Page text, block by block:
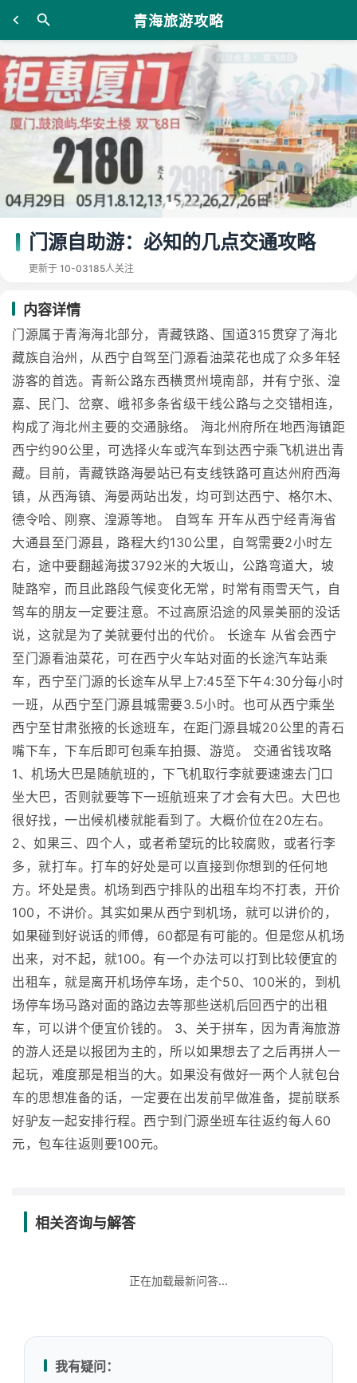
青海旅游攻略
门源自助游：必知的几点交通攻略
更新于 10-03185人关注
内容详情
门源属于青海海北部分，青藏铁路、国道315贯穿了海北
藏族自治州，从西宁自驾至门源看油菜花也成了众多年轻
游客的首选。青新公路东西横贯州境南部，并有宁张、湟
嘉、民门、岔察、峨祁多条省级干线公路与之交错相连，
构成了海北州主要的交通脉络。 海北州府所在地西海镇距
西宁约90公里，可选择火车或汽车到达西宁乘飞机进出青
藏。目前，青藏铁路海晏站已有支线铁路可直达州府西海
镇，从西海镇、海晏两站出发，均可到达西宁、格尔木、
德令哈、刚察、湟源等地。 自驾车 开车从西宁经青海省
大通县至门源县，路程大约130公里，自驾需要2小时左
右，途中要翻越海拔3792米的大坂山，公路弯道大，坡
陡路窄，而且此路段气候变化无常，时常有雨雪天气，自
驾车的朋友一定要注意。不过高原沿途的风景美丽的没话
说，这就是为了美就要付出的代价。 长途车 从省会西宁
至门源看油菜花，可在西宁火车站对面的长途汽车站乘
车，西宁至门源的长途车从早上7:45至下午4:30分每小时
一班，从西宁至门源县城需要3.5小时。也可从西宁乘坐
西宁至甘肃张掖的长途班车，在距门源县城20公里的青石
嘴下车，下车后即可包乘车拍摄、游览。 交通省钱攻略
1、机场大巴是随航班的，下飞机取行李就要速速去门口
坐大巴，否则就要等下一班航班来了才会有大巴。大巴也
很好找，一出候机楼就能看到了。大概价位在20左右。
2、如果三、四个人，或者希望玩的比较腐败，或者行李
多，就打车。打车的好处是可以直接到你想到的任何地
方。坏处是贵。机场到西宁排队的出租车均不打表，开价
100，不讲价。其实如果从西宁到机场，就可以讲价的，
如果碰到好说话的师傅，60都是有可能的。但是您从机场
出来，对不起，就100。有一个办法可以打到比较便宜的
出租车，就是离开机场停车场，走个50、100米的，到机
场停车场马路对面的路边去等那些送机后回西宁的出租
车，可以讲个便宜价钱的。 3、关于拼车，因为青海旅游
的游人还是以报团为主的，所以如果想去了之后再拼人一
起玩，难度那是相当的大。如果没有做好一两个人就包台
车的思想准备的话，一定要在出发前早做准备，提前联系
好驴友一起安排行程。西宁到门源坐班车往返约每人60
元，包车往返则要100元。
相关咨询与解答
正在加载最新问答...
我有疑问：